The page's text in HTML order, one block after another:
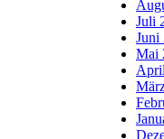
Juli
Juni
Mai